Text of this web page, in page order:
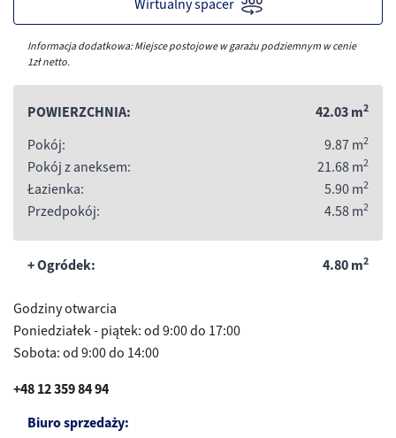
Informacja dodatkowa: Miejsce postojowe w garażu podziemnym w cenie
1zł netto.
POWIERZCHNIA: 42.03m2
Pokój: 9.87m2
Pokój z aneksem: 21.68m2
Łazienka: 5.90m2
Przedpokój: 4.58m2
+ Ogródek: 4.80m2
Godziny otwarcia
Poniedziałek - piątek: od 9:00 do 17:00
Sobota: od 9:00 do 14:00
+48 12 359 84 94
Biuro sprzedaży: